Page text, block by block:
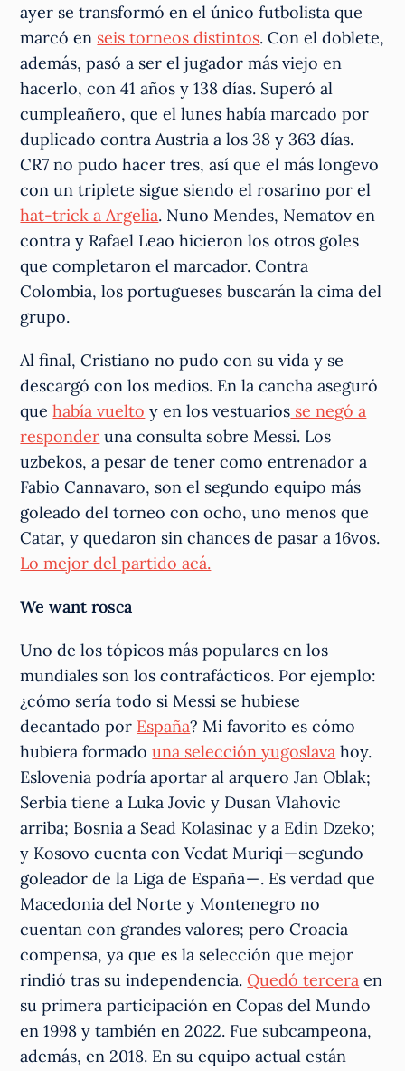
ayer se transformó en el único futbolista que
marcó en seis torneos distintos. Con el doblete,
además, pasó a ser el jugador más viejo en
hacerlo, con 41 años y 138 días. Superó al
cumpleañero, que el lunes había marcado por
duplicado contra Austria a los 38 y 363 días.
CR7 no pudo hacer tres, así que el más longevo
con un triplete sigue siendo el rosarino por el
hat-trick a Argelia. Nuno Mendes, Nematov en
contra y Rafael Leao hicieron los otros goles
que completaron el marcador. Contra
Colombia, los portugueses buscarán la cima del
grupo.
Al final, Cristiano no pudo con su vida y se
descargó con los medios. En la cancha aseguró
quehabía vuelto y en los vestuarios se negó a
responder una consulta sobre Messi. Los
uzbekos, a pesar de tener como entrenador a
Fabio Cannavaro, son el segundo equipo más
goleado del torneo con ocho, uno menos que
Catar, y quedaron sin chances de pasar a 16vos.
Lo mejor del partido acá.
We want rosca
Uno de los tópicos más populares en los
mundiales son los contrafácticos. Por ejemplo:
¿cómo sería todo si Messi se hubiese
decantado por España? Mi favorito es cómo
hubiera formadouna selección yugoslava hoy.
Eslovenia podría aportar al arquero Jan Oblak;
Serbia tiene a Luka Jovic y Dusan Vlahovic
arriba; Bosnia a Sead Kolasinac y a Edin Dzeko;
y Kosovo cuenta con Vedat Muriqi — segundo
goleador de la Liga de España — . Es verdad que
Macedonia del Norte y Montenegro no
cuentan con grandes valores; pero Croacia
compensa, ya que es la selección que mejor
rindió tras su independencia.Quedó tercera en
su primera participación en Copas del Mundo
en 1998 y también en 2022. Fue subcampeona,
además, en 2018. En su equipo actual están